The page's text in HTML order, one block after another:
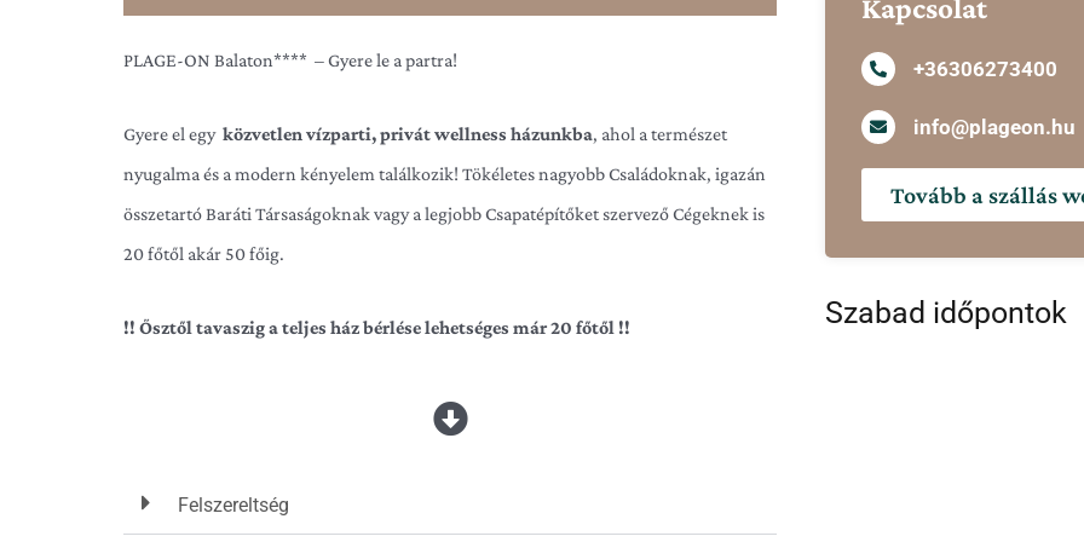
PLAGE-ON Balaton**** – Gyere le a partra!
Gyere el egy közvetlen vízparti, privát wellness házunkba, ahol a természet
nyugalma és a modern kényelem találkozik! Tökéletes nagyobb Családoknak, igazán
összetartó Baráti Társaságoknak vagy a legjobb Csapatépítőket szervező Cégeknek is
20 főtől akár 50 főig.
!! Ősztől tavaszig a teljes ház bérlése lehetséges már 20 főtől !!
Vendégházunk négycsillagos minősítéssel vár Benneteket Siófok Ezüstpartján, több
mint 3000 négyzetméter zárt, Balaton-parti területen! Amiben többek vagyunk
Felszereltség
Kapcsolat
+36306273400
info@plageon.hu
Tovább a szállás
Szabad időpontok